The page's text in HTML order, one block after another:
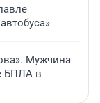
Мужчина
БПЛА в